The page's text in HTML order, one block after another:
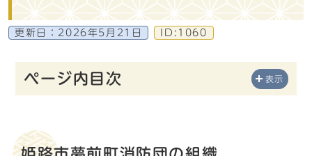
更新日： 2026年5月21日 ID:1060
ページ内目次 表示